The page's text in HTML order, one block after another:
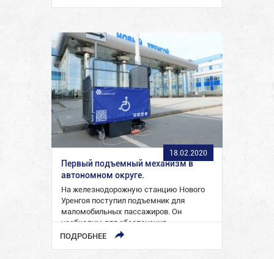
18.02.2020
Первый подъемный механизм в
автономном округе.
На железнодорожную станцию Нового
Уренгоя поступил подъемник для
маломобильных пассажиров. Он
необходим для обеспечения
беспрепятственной посадки и высадки
инвалидов-колясочников в…
ПОДРОБНЕЕ